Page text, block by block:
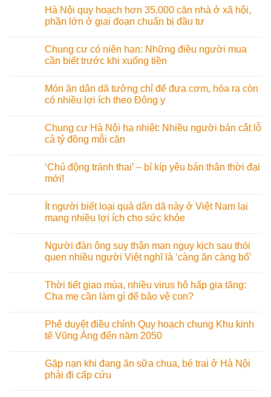
Hà Nội quy hoạch hơn 35.000 căn nhà ở xã hội,
phần lớn ở giai đoạn chuẩn bị đầu tư
Chung cư có niên hạn: Những điều người mua
cần biết trước khi xuống tiền
Món ăn dân dã tưởng chỉ để đưa cơm, hóa ra còn
có nhiều lợi ích theo Đông y
Chung cư Hà Nội hạ nhiệt: Nhiều người bán cắt lỗ
cả tỷ đồng mỗi căn
‘Chủ động tránh thai’ – bí kíp yêu bản thân thời đại
mới!
Ít người biết loại quả dân dã này ở Việt Nam lại
mang nhiều lợi ích cho sức khỏe
Người đàn ông suy thận mạn nguy kịch sau thói
quen nhiều người Việt nghĩ là ‘càng ăn càng bổ’
Thời tiết giao mùa, nhiều virus hô hấp gia tăng:
Cha mẹ cần làm gì để bảo vệ con?
Phê duyệt điều chỉnh Quy hoạch chung Khu kinh
tế Vũng Áng đến năm 2050
Gặp nạn khi đang ăn sữa chua, bé trai ở Hà Nội
phải đi cấp cứu